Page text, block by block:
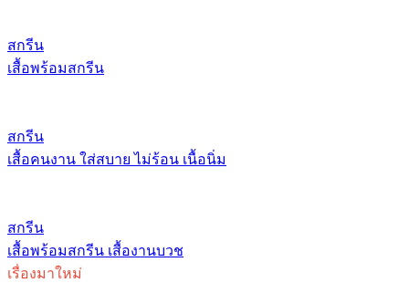
สกรีน
เสื้อพร้อมสกรีน
สกรีน
เสื้อคนงาน ใส่สบาย ไม่ร้อน เนื้อนิ่ม
สกรีน
เสื้อพร้อมสกรีน เสื้องานบวช
เรื่องมาใหม่